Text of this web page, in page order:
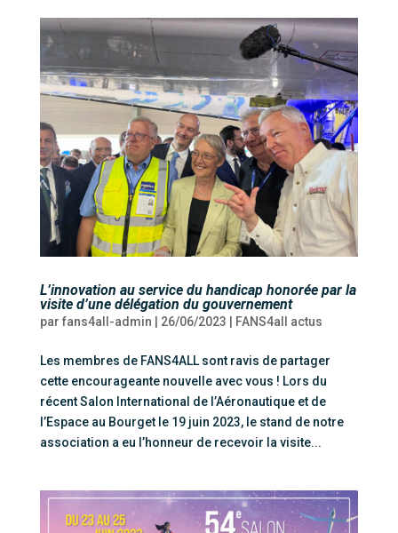
L’innovation au service du handicap honorée par la
visite d’une délégation du gouvernement
par fans4all-admin 26/06/2023 FANS4all actus
Les membres de FANS4ALL sont ravis de partager
cette encourageante nouvelle avec vous ! Lors du
récent Salon International de l’Aéronautique et de
l’Espace au Bourget le 19 juin 2023, le stand de notre
association a eu l’honneur de recevoir la visite...